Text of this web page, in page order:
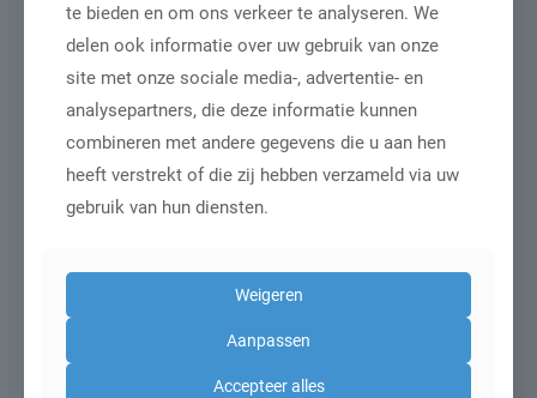
Soorten woonstijlen op het gebied van behang
• Zoekvolume per woonstijl
• Aandeel en ontwikkeling
• Marktposities
Kleuren
• Zoekvolume per kleur
• Marktposities
Prints en materialen
• Zoekvolume per print-/materiaalsoort
• Aandeel en ontwikkeling
te bieden en om ons verkeer te analyseren. We
delen ook informatie over uw gebruik van onze
site met onze sociale media-, advertentie- en
analysepartners, die deze informatie kunnen
combineren met andere gegevens die u aan hen
heeft verstrekt of die zij hebben verzameld via uw
gebruik van hun diensten.
Weigeren
Aanpassen
Accepteer alles